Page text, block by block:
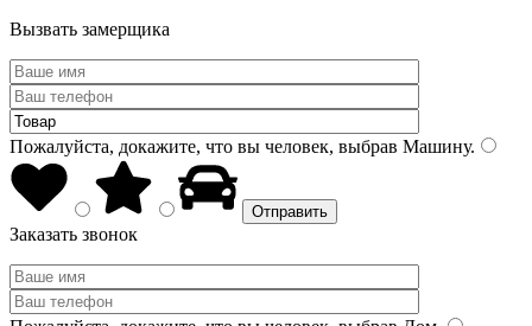
Вызвать замерщика
Пожалуйста, докажите, что вы человек, выбрав Машину.
Заказать звонок